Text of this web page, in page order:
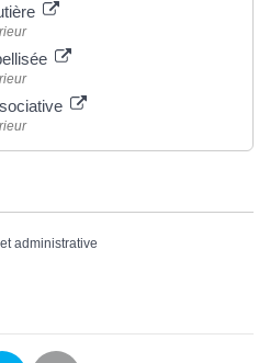
administrative